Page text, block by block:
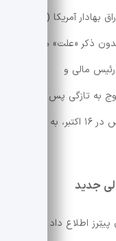
بدون ذکر «علت» مدیر
مالی و
به تازگی پس از
تعلیق نامشخص مدیرعامل پیتر تاسیولوئوس در ۱۶ اکتبر، به عنوان
اطلاع داد که